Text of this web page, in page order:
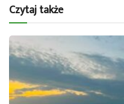
Czytaj także